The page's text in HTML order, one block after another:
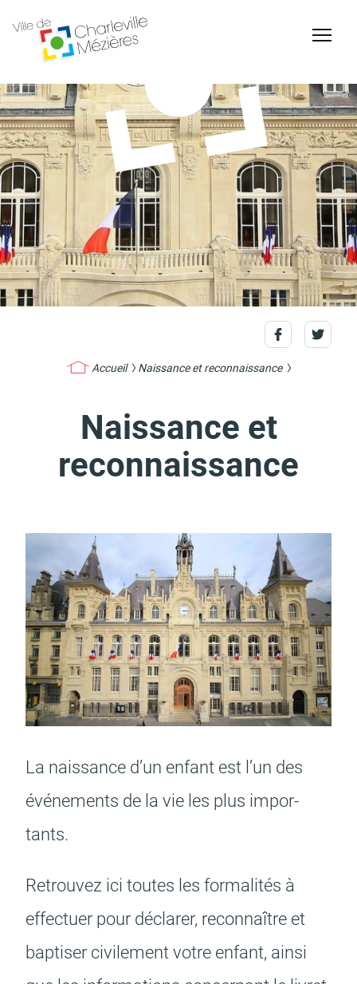
Billetterie Théâtre Espace Famille
Carte d'identité /
Passeports
Naissance et
reconnaissance d'un
Actes d'état civil Citoyenneté
Mariage et PACS
Marchés publics
Signaler un problème sur
l'espace public
Budget participatif
Archives municipales en
de l'espace public
des guichets municipaux
pour sourds et
Accueil Naissance et reconnaissance
Naissance et
reconnaissance
La nais­­sance d’un enfant est l’un des
événe­­ments de la vie les plus impor­­
tants.
Retrou­­vez ici toutes les forma­­li­­tés à
effec­­tuer pour décla­­rer, recon­­naître et
bapti­­ser civi­­le­­ment votre enfant, ainsi